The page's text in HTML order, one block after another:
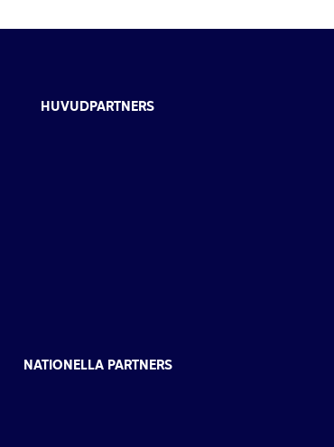
HUVUDPARTNERS
NATIONELLA PARTNERS